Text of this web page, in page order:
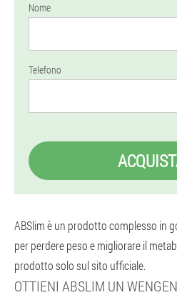
Nome
Telefono
ABSlim è un prodotto complesso in
per perdere peso e migliorare il
prodotto solo sul sito ufficiale.
OTTIENI ABSLIM UN